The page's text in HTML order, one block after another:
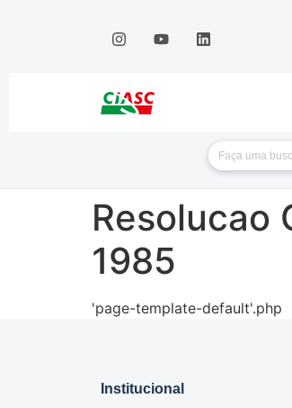
Resolucao
1985
'page-template-default'.php
Institucional